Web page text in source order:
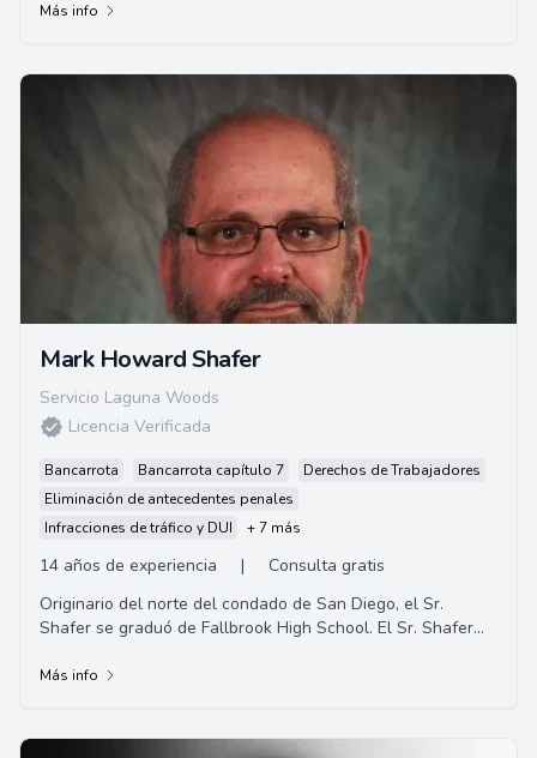
Más info
Mark Howard Shafer
Servicio Laguna Woods
Licencia Verificada
Bancarrota Bancarrota capítulo 7
Derechos de Trabajadores
Eliminación de antecedentes penales
Infracciones de tráfico y DUI
+ 7 más
14 años de experiencia |
Consulta gratis
Originario del norte del condado de San Diego, el Sr.
Shafer se graduó de Fallbrook High School. El Sr. Shafer
Más info